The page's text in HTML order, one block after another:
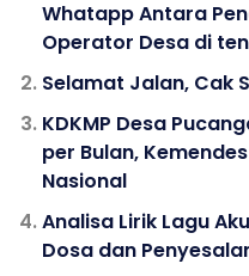
Whatapp Antara
Operator Desa di
Selamat Jalan, Cak
KDKMP Desa
per Bulan,
Nasional
Analisa Lirik Lagu
Dosa dan